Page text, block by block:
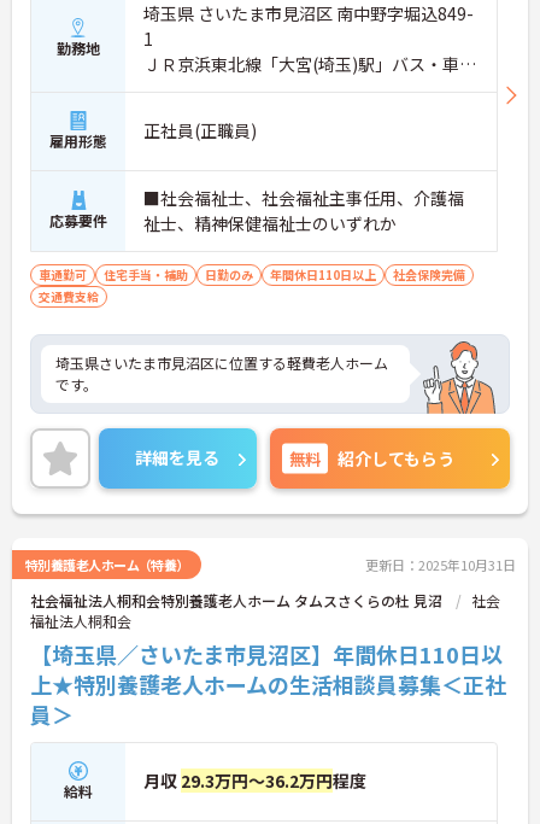
ただけます。
・グループホーム一棟あたりの入居者様20名定員を
常時2～4名のスタッフで支援、国基準を上回る人員
追われることなくご利用者様のペースに合わせたサ
ポートが可能です。施設も専用設計で働きやすく、
ご自身の理想とする福祉を実践できる環境が整って
勤務地
埼玉県 さいたま市見沼区 南中野字堀込849-
1
ＪＲ京浜東北線「大宮(埼玉)駅」バス・車21
分
雇用形態 正社員(正職員)
応募要件
■社会福祉士、社会福祉主事任用、介護福
祉士、精神保健福祉士のいずれか
車通勤可 住宅手当・補助 日勤のみ 年間休日110日以上
社会保険完備
交通費支給
埼玉県さいたま市見沼区に位置する軽費老人ホーム
です。
詳細を見る 無料 紹介してもらう
特別養護老人ホーム（特養） 更新日：2025年10月31日
社会福祉法人桐和会特別養護老人ホーム タムスさくらの杜 見沼
社会
福祉法人桐和会
【埼玉県／さいたま市見沼区】年間休日110日以
上★特別養護老人ホームの生活相談員募集＜正社
員＞
給料 月収 29.3万円～36.2万円程度